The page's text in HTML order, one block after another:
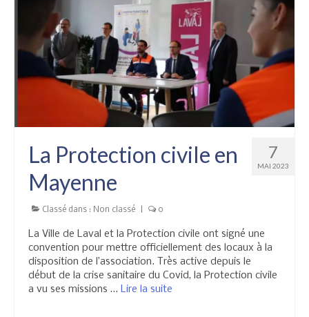
7
MAI 2023
La Protection civile en
Mayenne
Classé dans : Non classé 0
La Ville de Laval et la Protection civile ont signé une
convention pour mettre officiellement des locaux à la
disposition de l’association. Très active depuis le
début de la crise sanitaire du Covid, la Protection civile
a vu ses missions … Lire la suite­­